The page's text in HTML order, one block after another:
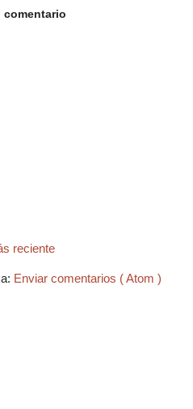
comentario
reciente
Enviar comentarios ( Atom )